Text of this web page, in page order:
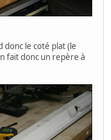
donc le coté plat (le
fait donc un repère à